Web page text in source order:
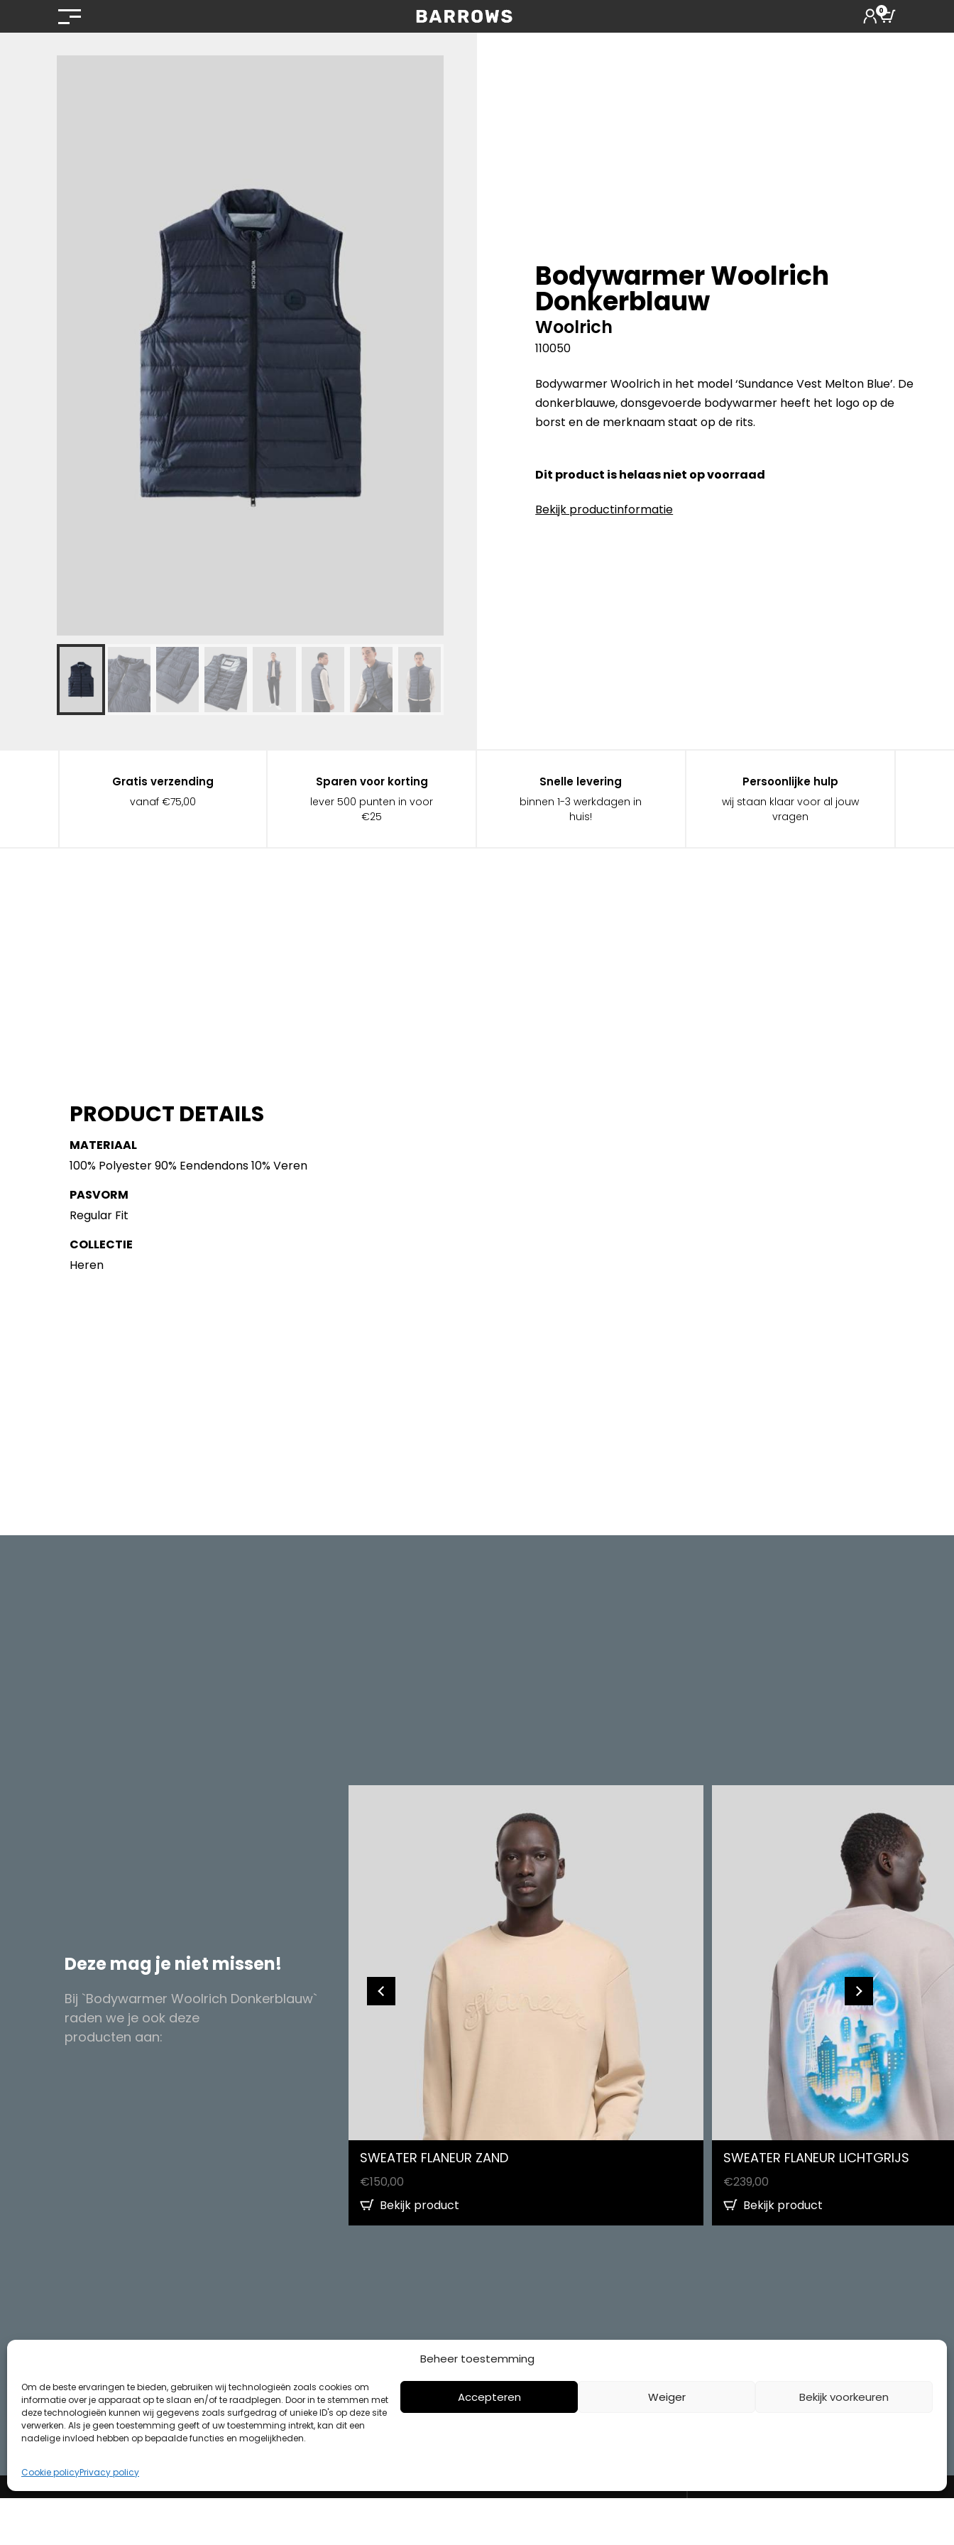
Beheer toestemming
Om de beste ervaringen te bieden, gebruiken wij technologieën zoals cookies om
informatie over je apparaat op te slaan en/of te raadplegen. Door in te stemmen met
deze technologieën kunnen wij gegevens zoals surfgedrag of unieke ID's op deze site
verwerken. Als je geen toestemming geeft of uw toestemming intrekt, kan dit een
nadelige invloed hebben op bepaalde functies en mogelijkheden.
Accepteren Weiger Bekijk voorkeuren
Cookie policyPrivacy policy
0
Bodywarmer Woolrich
Donkerblauw
Woolrich
110050
Bodywarmer Woolrich in het model ‘Sundance Vest Melton Blue’. De
donkerblauwe, donsgevoerde bodywarmer heeft het logo op de
borst en de merknaam staat op de rits.
Dit product is helaas niet op voorraad
Bekijk productinformatie
Gratis verzending
vanaf €75,00
Sparen voor korting
lever 500 punten in voor
€25
Snelle levering
binnen 1-3 werkdagen in
huis!
Persoonlijke hulp
wij staan klaar voor al jouw
vragen
PRODUCT DETAILS
MATERIAAL
100% Polyester 90% Eendendons 10% Veren
PASVORM
Regular Fit
COLLECTIE
Heren
Deze mag je niet missen!
Bij `Bodywarmer Woolrich Donkerblauw`
raden we je ook deze
producten aan:
SWEATER FLANEUR ZAND
€150,00
Bekijk product
SWEATER FLANEUR LICHTGRIJS
€239,00
Bekijk product